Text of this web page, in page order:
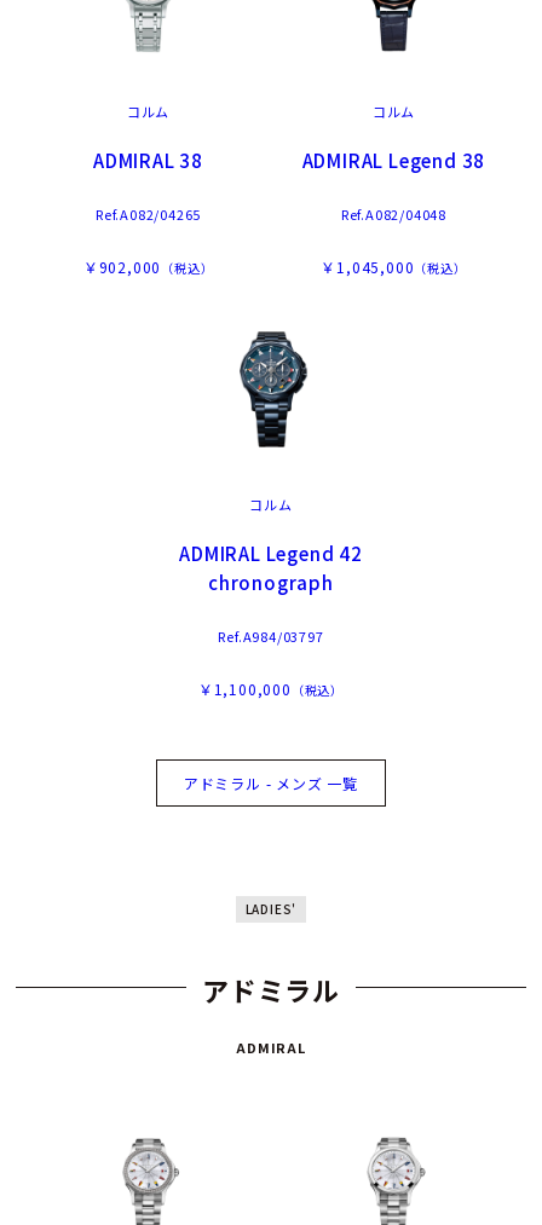
コルム
ADMIRAL 38
Ref.A082/04265
￥902,000 （税込）
コルム
ADMIRAL Legend 38
Ref.A082/04048
￥1,045,000 （税込）
コルム
ADMIRAL Legend 42
chronograph
Ref.A984/03797
￥1,100,000 （税込）
アドミラル - メンズ 一覧
LADIES'
アドミラル
ADMIRAL